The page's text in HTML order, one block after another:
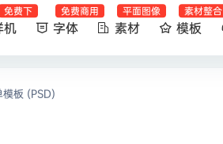
机
免费下
字体
免费商用
素材
平面图像
模板
素材整合
板 (PSD)